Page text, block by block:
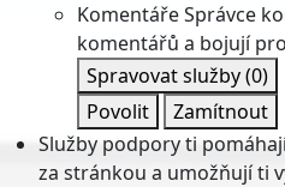
KomentářeSprávce
komentářů a bojují
Spravovat služby(0)
Povolit
Zamítnout
Služby podpory ti
za stránkou a umožňují ti